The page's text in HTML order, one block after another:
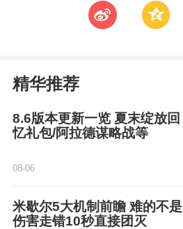
t z
精华推荐
8.6版本更新一览 夏末绽放回
忆礼包/阿拉德谋略战等
08-06
米歇尔5大机制前瞻 难的不是
伤害走错10秒直接团灭